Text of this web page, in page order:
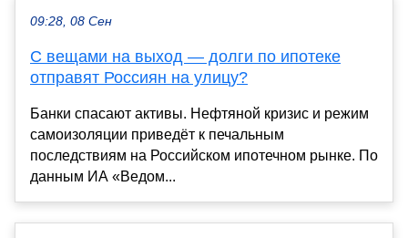
09:28, 08 Сен
С вещами на выход — долги по ипотеке
отправят Россиян на улицу?
Банки спасают активы. Нефтяной кризис и режим
самоизоляции приведёт к печальным
последствиям на Российском ипотечном рынке. По
данным ИА «Ведом...